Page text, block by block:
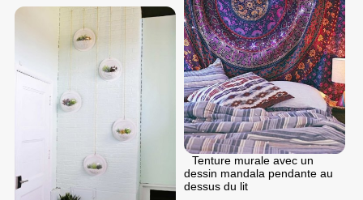
Tenture murale avec un
dessin mandala pendante au
dessus du lit